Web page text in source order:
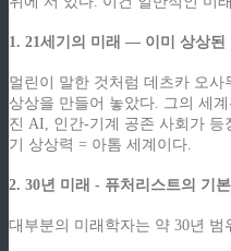
1. 21세기의 미래 — 이미 상상된
멀린이 말한 것처럼 데츠카 오
상상을 만들어 놓았다. 그의 세
진 AI, 인간-기계 공존 사회가 등
기 상상력 = 아톰 세계이다.
2. 30년 미래 - 퓨처리스트의 기
대부분의 미래학자는 약 30년 범